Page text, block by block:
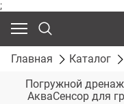
;
Главная Каталог
Погружной
АкваСенсор для